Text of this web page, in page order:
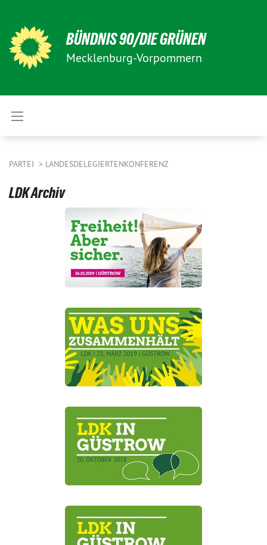
BÜNDNIS 90/DIE GRÜNEN
Mecklenburg-Vorpommern
PARTEI LANDESDELEGIERTENKONFERENZ
LDK Archiv